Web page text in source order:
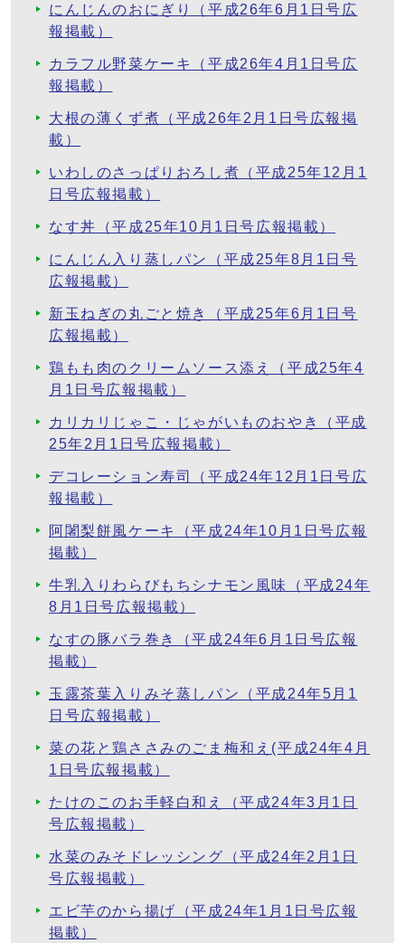
にんじんのおにぎり（平成26年6月1日号広
報掲載）
カラフル野菜ケーキ（平成26年4月1日号広
報掲載）
大根の薄くず煮（平成26年2月1日号広報掲
載）
いわしのさっぱりおろし煮（平成25年12月1
日号広報掲載）
なす丼（平成25年10月1日号広報掲載）
にんじん入り蒸しパン（平成25年8月1日号
広報掲載）
新玉ねぎの丸ごと焼き（平成25年6月1日号
広報掲載）
鶏もも肉のクリームソース添え（平成25年4
月1日号広報掲載）
カリカリじゃこ・じゃがいものおやき（平成
25年2月1日号広報掲載）
デコレーション寿司（平成24年12月1日号広
報掲載）
阿闍梨餅風ケーキ（平成24年10月1日号広報
掲載）
牛乳入りわらびもちシナモン風味（平成24年
8月1日号広報掲載）
なすの豚バラ巻き（平成24年6月1日号広報
掲載）
玉露茶葉入りみそ蒸しパン（平成24年5月1
日号広報掲載）
菜の花と鶏ささみのごま梅和え(平成24年4月
1日号広報掲載）
たけのこのお手軽白和え（平成24年3月1日
号広報掲載）
水菜のみそドレッシング（平成24年2月1日
号広報掲載）
エビ芋のから揚げ（平成24年1月1日号広報
掲載）